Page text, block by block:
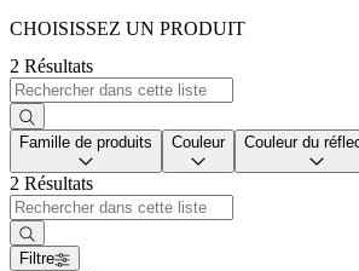
CHOISISSEZ UN PRODUIT
2 Résultats
Famille de produits Couleur Couleur du
2 Résultats
Filtre